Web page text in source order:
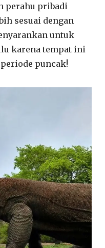
perahu pribadi
sesuai dengan
untuk
karena tempat ini
puncak!